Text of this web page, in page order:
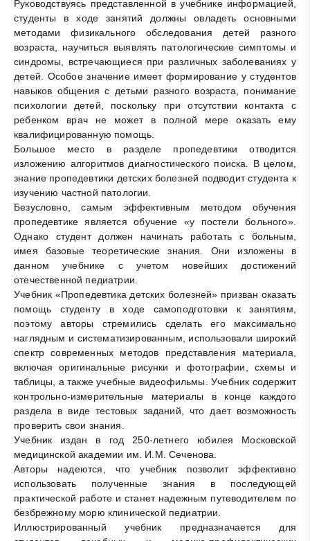
Руководствуясь представленной в учебнике информацией,
студенты в ходе занятий должны овладеть основными
методами физикального обследования детей разного
возраста, научиться выявлять патологические симптомы и
синдромы, встречающиеся при различных заболеваниях у
детей. Особое значение имеет формирование у студентов
навыков общения с детьми разного возраста, понимание
психологии детей, поскольку при отсутствии контакта с
ребенком врач не может в полной мере оказать ему
квалифицированную помощь.
Большое место в разделе пропедевтики отводится
изложению алгоритмов диагностического поиска. В целом,
знание пропедевтики детских болезней подводит студента к
изучению частной патологии.
Безусловно, самым эффективным методом обучения
пропедевтике является обучение «у постели больного».
Однако студент должен начинать работать с больным,
имея базовые теоретические знания. Они изложены в
данном учебнике с учетом новейших достижений
отечественной педиатрии.
Учебник «Пропедевтика детских болезней» призван оказать
помощь студенту в ходе самоподготовки к занятиям,
поэтому авторы стремились сделать его максимально
наглядным и систематизированным, использовали широкий
спектр современных методов представления материала,
включая оригинальные рисунки и фотографии, схемы и
таблицы, а также учебные видеофильмы. Учебник содержит
контрольно-измерительные материалы в конце каждого
раздела в виде тестовых заданий, что дает возможность
проверить свои знания.
Учебник издан в год 250-летнего юбилея Московской
медицинской академии им. И.М. Сеченова.
Авторы надеются, что учебник позволит эффективно
использовать полученные знания в последующей
практической работе и станет надежным путеводителем по
безбрежному морю клинической педиатрии.
Иллюстрированный учебник предназначается для